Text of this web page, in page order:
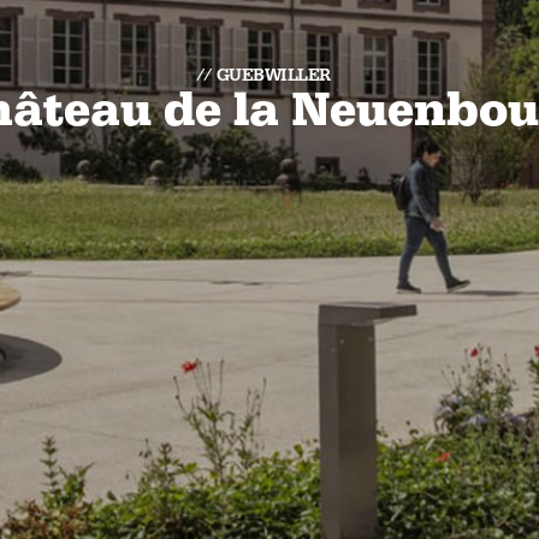
GUEBWILLER
de la